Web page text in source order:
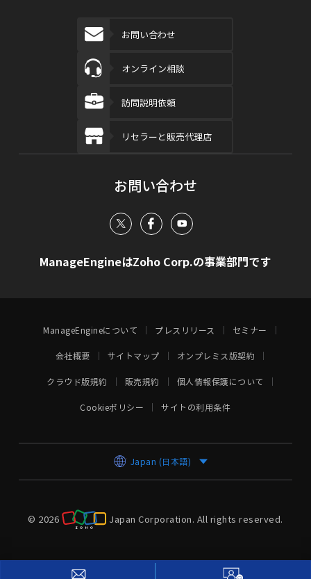
お問い合わせ
オンライン相談
訪問説明依頼
リセラーと販売代理店
お問い合わせ
ManageEngineはZoho Corp.の事業部門です
ManageEngineについて プレスリリース セミナー
会社概要 サイトマップ オンプレミス版契約
クラウド版規約 販売規約 個人情報保護について
Cookieポリシー サイトの利用条件
Japan (日本語)
© 2026 Japan Corporation. All rights reserved.